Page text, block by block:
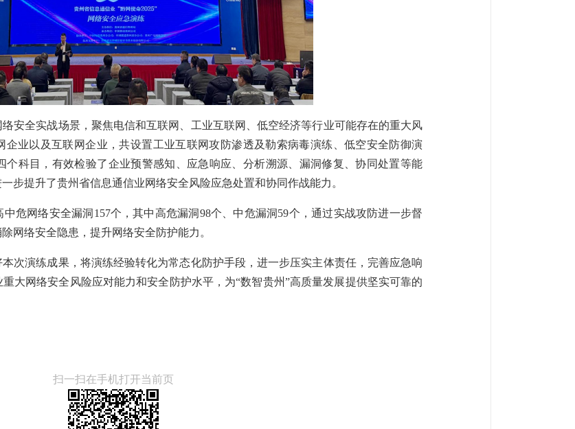
安全实战场景，聚焦电信和互联网、工业互联网、低空经济等行业可能存在的重大风
企业以及互联网企业，共设置工业互联网攻防渗透及勒索病毒演练、低空安全防御演
科目，有效检验了企业预警感知、应急响应、分析溯源、漏洞修复、协同处置等能
步提升了贵州省信息通信业网络安全风险应急处置和协同作战能力。
危网络安全漏洞157个，其中高危漏洞98个、中危漏洞59个，通过实战攻防进一步督
网络安全隐患，提升网络安全防护能力。
次演练成果，将演练经验转化为常态化防护手段，进一步压实主体责任，完善应急响
大网络安全风险应对能力和安全防护水平，为“数智贵州”高质量发展提供坚实可靠的
扫一扫在手机打开当前页